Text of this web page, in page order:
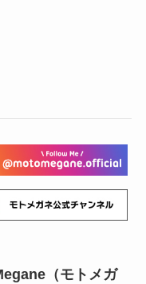
（モトメガ